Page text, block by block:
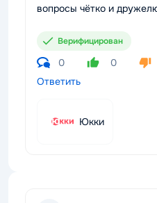
вопросы чётко и
Верифицирован
0 0
Ответить
Юкки